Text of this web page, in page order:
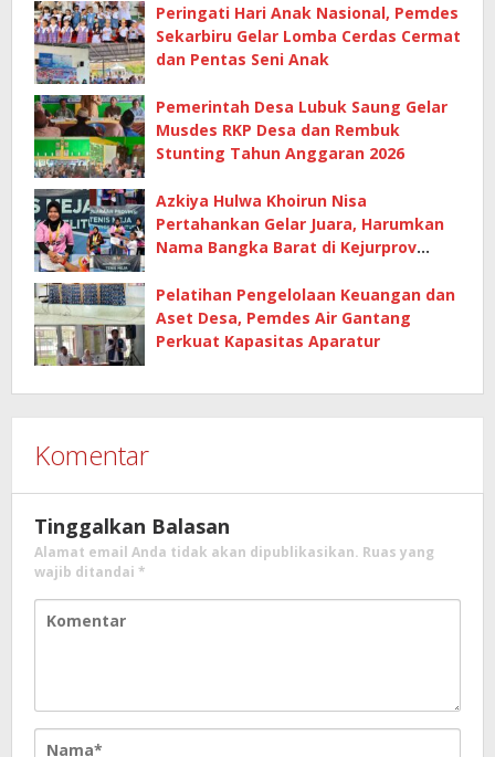
Peringati Hari Anak Nasional, Pemdes
Sekarbiru Gelar Lomba Cerdas Cermat
dan Pentas Seni Anak
Pemerintah Desa Lubuk Saung Gelar
Musdes RKP Desa dan Rembuk
Stunting Tahun Anggaran 2026
Azkiya Hulwa Khoirun Nisa
Pertahankan Gelar Juara, Harumkan
Nama Bangka Barat di Kejurprov
Pelatihan Pengelolaan Keuangan dan
Aset Desa, Pemdes Air Gantang
Perkuat Kapasitas Aparatur
Komentar
Tinggalkan Balasan
Alamat email Anda tidak akan dipublikasikan. Ruas yang
wajib ditandai *